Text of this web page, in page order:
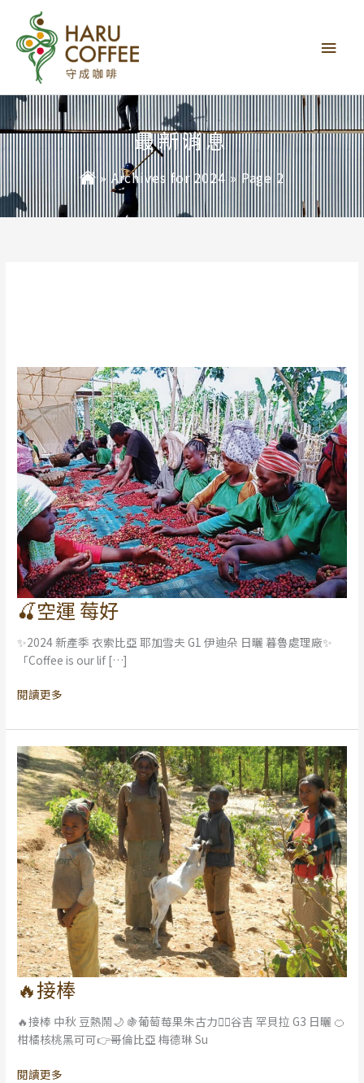
要
單
最新消息
» Archives for 2024 » Page 2
🍒空運 莓好
✨2024 新產季 衣索比亞 耶加雪夫 G1 伊迪朵 日曬 暮魯處理廠✨
「Coffee is our lif […]
🍒
空
運
莓
閱讀更多
🔥接棒
🔥接棒 中秋 豆熱鬧🌙 🍇葡萄莓果朱古力👉🏻谷吉 罕貝拉 G3 日曬 🍊
柑橘核桃黑可可👉哥倫比亞 梅德琳 Su
🔥
棒
閱讀更多